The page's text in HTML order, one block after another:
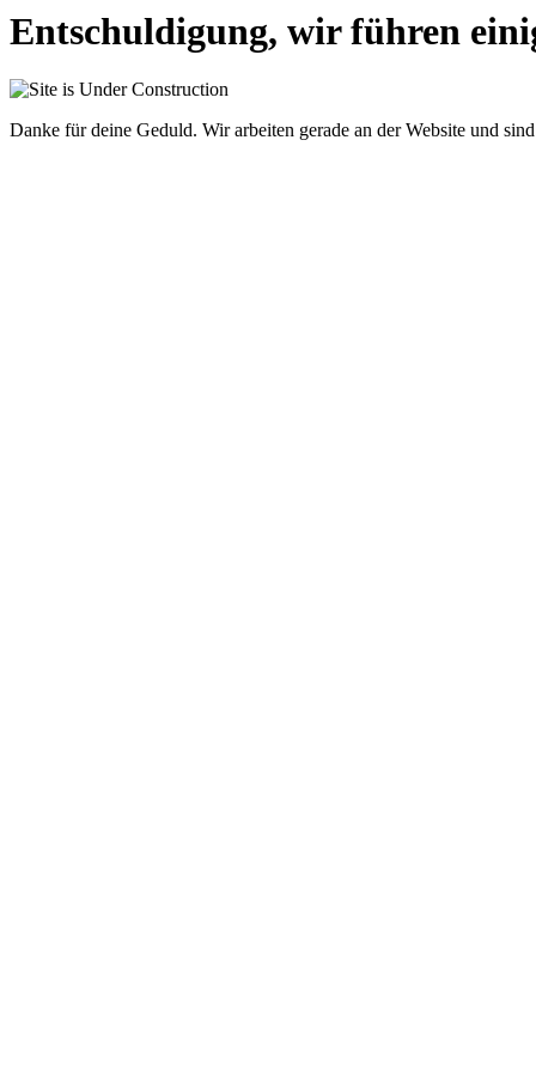
Entschuldigung, wir führen
Danke für deine Geduld. Wir arbeiten gerade an der Website und